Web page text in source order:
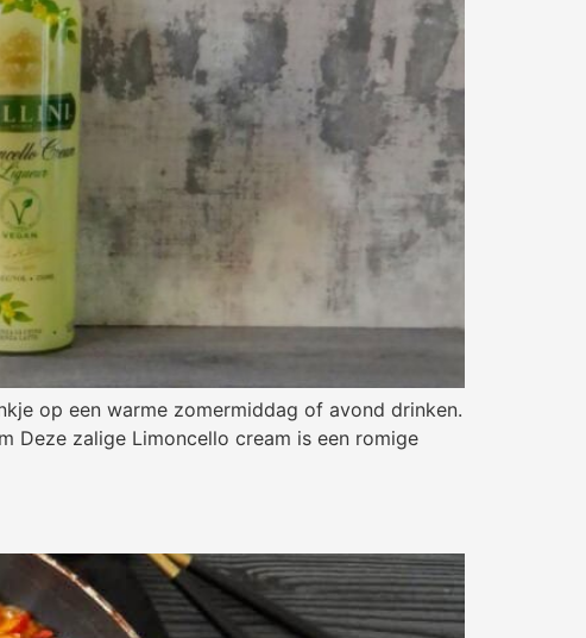
op een warme zomermiddag of avond drinken.
Deze zalige Limoncello cream is een romige